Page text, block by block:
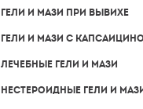
Гели и мази при вывихе
Гели и мази с
Лечебные гели и мази
Нестероидные гели и